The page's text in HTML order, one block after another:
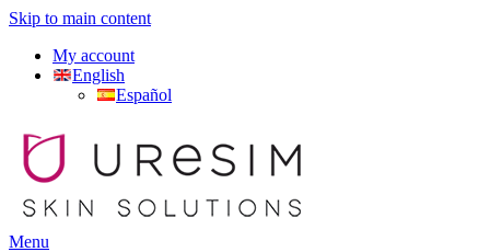
Skip to main content
My account
English
Español
Menu